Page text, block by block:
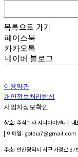
목록으로 가기
페이스북
카카오톡
네이버 블로그
이용약관
개인정보처리방침
사업자정보확인
상호: 주식회사 지디아이앤디 |
| 이메일:
주소: 인천광역시 서구 가정로